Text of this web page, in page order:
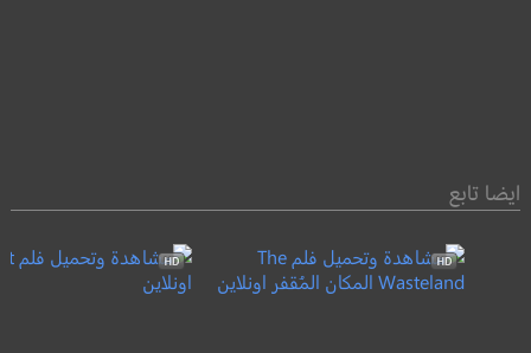
ايضا تابع